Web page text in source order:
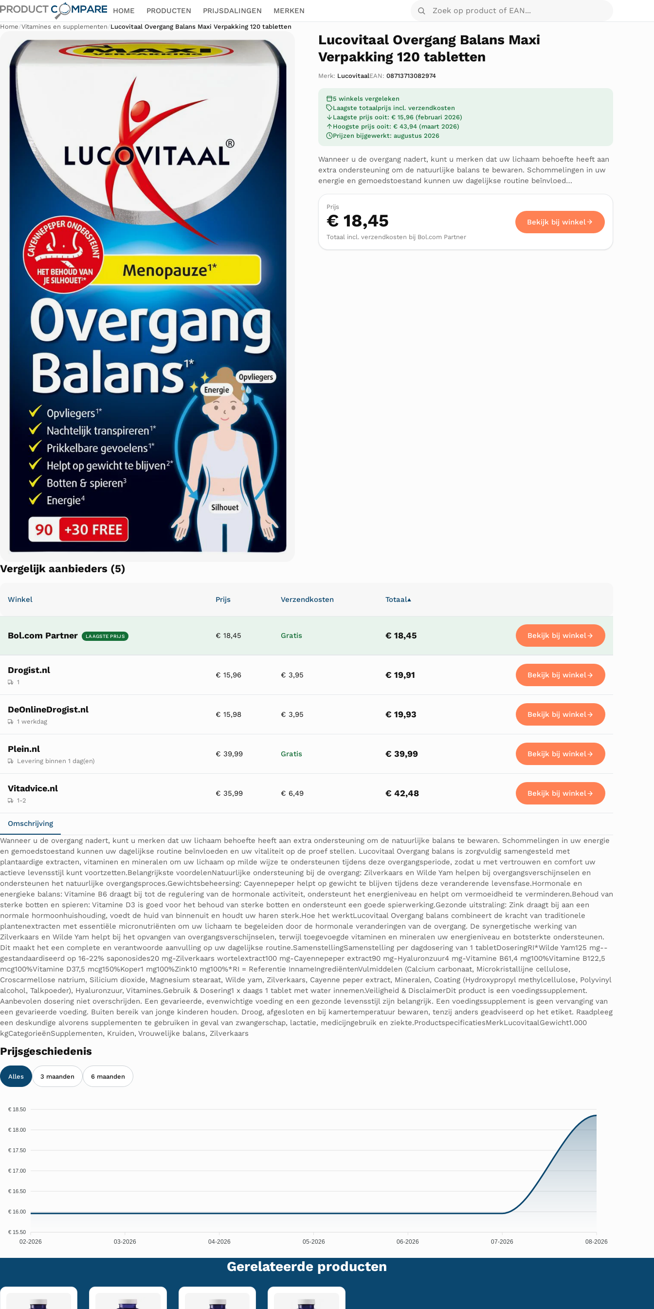
HOME PRODUCTEN PRIJSDALINGEN MERKEN
Zoek op product of EAN...
Home/Vitamines en supplementen/Lucovitaal Overgang Balans Maxi Verpakking 120 tabletten
Lucovitaal Overgang Balans Maxi
Verpakking 120 tabletten
Merk: LucovitaalEAN: 08713713082974
5 winkels vergeleken
Laagste totaalprijs incl. verzendkosten
Laagste prijs ooit: € 15,96 (februari 2026)
Hoogste prijs ooit: € 43,94 (maart 2026)
Prijzen bijgewerkt: augustus 2026
Wanneer u de overgang nadert, kunt u merken dat uw lichaam behoefte heeft aan
extra ondersteuning om de natuurlijke balans te bewaren. Schommelingen in uw
energie en gemoedstoestand kunnen uw dagelijkse routine beïnvloed…
Prijs
€ 18,45
Totaal incl. verzendkosten bij Bol.com Partner
Bekijk bij winkel
Vergelijk aanbieders (5)
Winkel Prijs Verzendkosten Totaal▲
Bol.com Partner LAAGSTE PRIJS € 18,45 Gratis € 18,45 Bekijk bij winkel
Drogist.nl
1
€ 15,96 € 3,95 € 19,91 Bekijk bij winkel
DeOnlineDrogist.nl
1 werkdag
€ 15,98 € 3,95 € 19,93 Bekijk bij winkel
Plein.nl
Levering binnen 1 dag(en)
€ 39,99 Gratis € 39,99 Bekijk bij winkel
Vitadvice.nl
1-2
€ 35,99 € 6,49 € 42,48 Bekijk bij winkel
Omschrijving
Wanneer u de overgang nadert, kunt u merken dat uw lichaam behoefte heeft aan extra ondersteuning om de natuurlijke balans te bewaren. Schommelingen in uw energie
en gemoedstoestand kunnen uw dagelijkse routine beïnvloeden en uw vitaliteit op de proef stellen. Lucovitaal Overgang balans is zorgvuldig samengesteld met
plantaardige extracten, vitaminen en mineralen om uw lichaam op milde wijze te ondersteunen tijdens deze overgangsperiode, zodat u met vertrouwen en comfort uw
actieve levensstijl kunt voortzetten.Belangrijkste voordelenNatuurlijke ondersteuning bij de overgang: Zilverkaars en Wilde Yam helpen bij overgangsverschijnselen en
ondersteunen het natuurlijke overgangsproces.Gewichtsbeheersing: Cayennepeper helpt op gewicht te blijven tijdens deze veranderende levensfase.Hormonale en
energieke balans: Vitamine B6 draagt bij tot de regulering van de hormonale activiteit, ondersteunt het energieniveau en helpt om vermoeidheid te verminderen.Behoud van
sterke botten en spieren: Vitamine D3 is goed voor het behoud van sterke botten en ondersteunt een goede spierwerking.Gezonde uitstraling: Zink draagt bij aan een
normale hormoonhuishouding, voedt de huid van binnenuit en houdt uw haren sterk.Hoe het werktLucovitaal Overgang balans combineert de kracht van traditionele
plantenextracten met essentiële micronutriënten om uw lichaam te begeleiden door de hormonale veranderingen van de overgang. De synergetische werking van
Zilverkaars en Wilde Yam helpt bij het opvangen van overgangsverschijnselen, terwijl toegevoegde vitaminen en mineralen uw energieniveau en botsterkte ondersteunen.
Dit maakt het een complete en verantwoorde aanvulling op uw dagelijkse routine.SamenstellingSamenstelling per dagdosering van 1 tabletDoseringRI*Wilde Yam125 mg--
gestandaardiseerd op 16-22% saponosides20 mg-Zilverkaars wortelextract100 mg-Cayennepeper extract90 mg-Hyaluronzuur4 mg-Vitamine B61,4 mg100%Vitamine B122,5
mcg100%Vitamine D37,5 mcg150%Koper1 mg100%Zink10 mg100%*RI = Referentie InnameIngrediëntenVulmiddelen (Calcium carbonaat, Microkristallijne cellulose,
Croscarmellose natrium, Silicium dioxide, Magnesium stearaat, Wilde yam, Zilverkaars, Cayenne peper extract, Mineralen, Coating (Hydroxypropyl methylcellulose, Polyvinyl
alcohol, Talkpoeder), Hyaluronzuur, Vitamines.Gebruik & Dosering1 x daags 1 tablet met water innemen.Veiligheid & DisclaimerDit product is een voedingssupplement.
Aanbevolen dosering niet overschrijden. Een gevarieerde, evenwichtige voeding en een gezonde levensstijl zijn belangrijk. Een voedingssupplement is geen vervanging van
een gevarieerde voeding. Buiten bereik van jonge kinderen houden. Droog, afgesloten en bij kamertemperatuur bewaren, tenzij anders geadviseerd op het etiket. Raadpleeg
een deskundige alvorens supplementen te gebruiken in geval van zwangerschap, lactatie, medicijngebruik en ziekte.ProductspecificatiesMerkLucovitaalGewicht1.000
kgCategorieënSupplementen, Kruiden, Vrouwelijke balans, Zilverkaars
Prijsgeschiedenis
Alles 3 maanden 6 maanden
€ 18.50
€ 18.00
€ 17.50
€ 17.00
€ 16.50
€ 16.00
€ 15.50
02-2026 03-2026 04-2026 05-2026 06-2026 07-2026 08-2026
Gerelateerde producten